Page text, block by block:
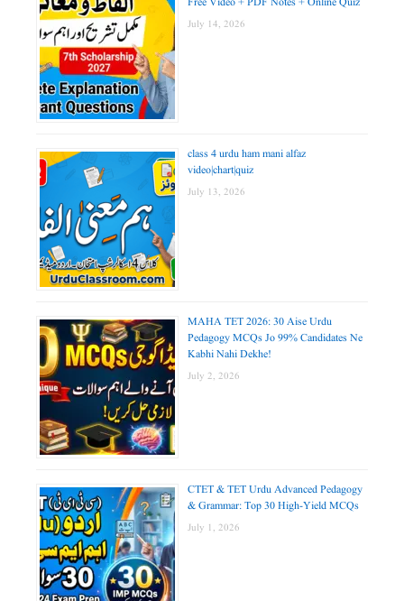
July 14, 2026
class 4 urdu ham mani alfaz
video|chart|quiz
July 13, 2026
MAHA TET 2026: 30 Aise Urdu
Pedagogy MCQs Jo 99% Candidates Ne
Kabhi Nahi Dekhe!
July 2, 2026
CTET & TET Urdu Advanced Pedagogy
& Grammar: Top 30 High-Yield MCQs
July 1, 2026